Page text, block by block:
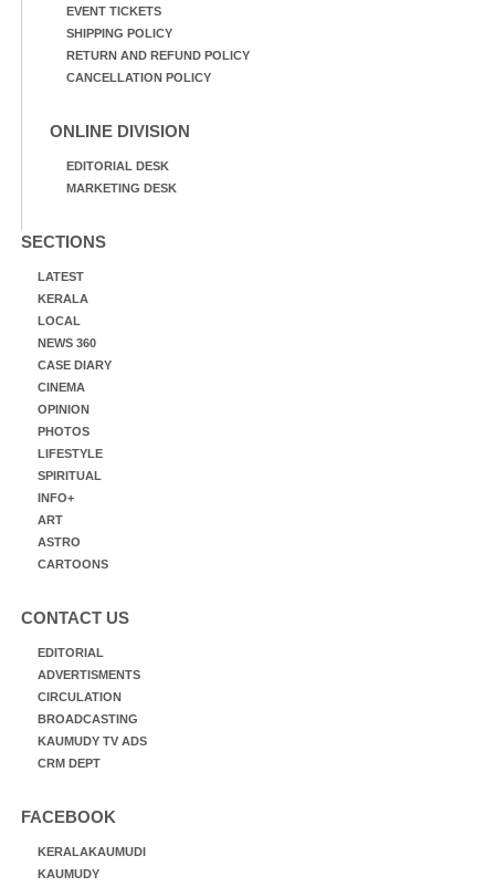
EVENT TICKETS
SHIPPING POLICY
RETURN AND REFUND POLICY
CANCELLATION POLICY
ONLINE DIVISION
EDITORIAL DESK
MARKETING DESK
SECTIONS
LATEST
KERALA
LOCAL
NEWS 360
CASE DIARY
CINEMA
OPINION
PHOTOS
LIFESTYLE
SPIRITUAL
INFO+
ART
ASTRO
CARTOONS
CONTACT US
EDITORIAL
ADVERTISMENTS
CIRCULATION
BROADCASTING
KAUMUDY TV ADS
CRM DEPT
FACEBOOK
KERALAKAUMUDI
KAUMUDY